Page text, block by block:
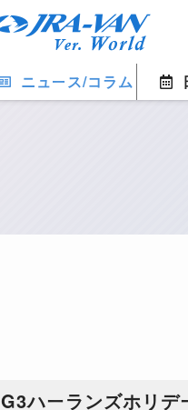
ニュース/コラム
​G3ハーランズホリ